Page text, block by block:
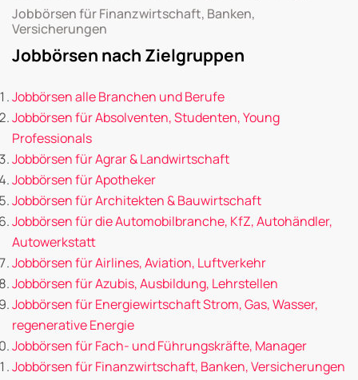
Jobbörsen für Finanzwirtschaft, Banken,
Versicherungen
Jobbörsen nach Zielgruppen
Jobbörsen alle Branchen und Berufe
Jobbörsen für Absolventen, Studenten, Young
Professionals
Jobbörsen für Agrar & Landwirtschaft
Jobbörsen für Apotheker
Jobbörsen für Architekten & Bauwirtschaft
Jobbörsen für die Automobilbranche, KfZ, Autohändler,
Autowerkstatt
Jobbörsen für Airlines, Aviation, Luftverkehr
Jobbörsen für Azubis, Ausbildung, Lehrstellen
Jobbörsen für Energiewirtschaft Strom, Gas, Wasser,
regenerative Energie
Jobbörsen für Fach- und Führungskräfte, Manager
Jobbörsen für Finanzwirtschaft, Banken, Versicherungen